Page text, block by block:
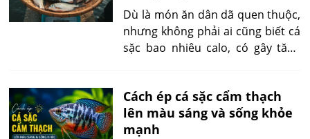
Dù là món ăn dân dã quen thuộc,
nhưng không phải ai cũng biết cá
sặc bao nhiêu calo, có gây tăng
phân tích đầy đủ từ số liệu thực
tế, cách chế biến đến lời khuyên
theo từng nhu cầu.
Cách ép cá sặc cẩm thạch
lên màu sáng và sống khỏe
mạnh